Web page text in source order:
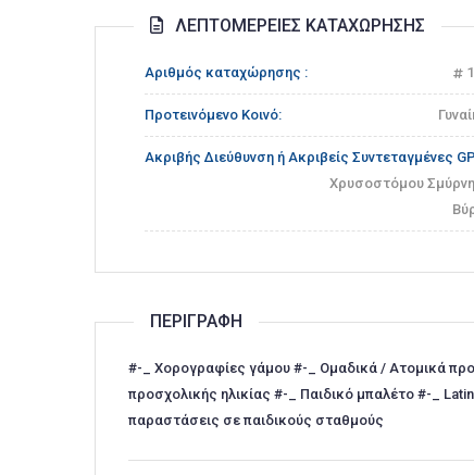
ΛΕΠΤΟΜΈΡΕΙΕΣ ΚΑΤΑΧΏΡΗΣΗΣ
Αριθμός καταχώρησης :
Προτεινόμενο Κοινό:
Ακριβής Διεύθυνση ή Ακριβείς Συντεταγμένες
Χρυσοστόμου
ΠΕΡΙΓΡΑΦΉ
#-_ Χορογραφίες γάμου #-_ Ομαδικά / Ατομικά
προσχολικής ηλικίας #-_ Παιδικό μπαλέτο #-_
παραστάσεις σε παιδικούς σταθμούς